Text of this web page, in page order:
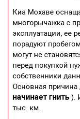
Киа Мохаве
многорычажка с
эксплуатации, ее
порадуют
могут не
перед покупкой
собственники
Основная причина
начинает гнить ).
тыс. км.